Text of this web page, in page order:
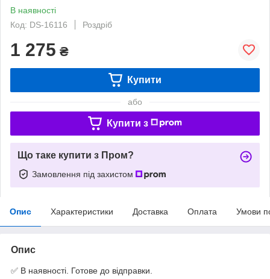
В наявності
Код: DS-16116
Роздріб
1 275 ₴
Купити
або
Купити з
Що таке купити з Пром?
Замовлення під захистом
Опис Характеристики Доставка Оплата Умови
Опис
✅ В наявності. Готове до відправки.